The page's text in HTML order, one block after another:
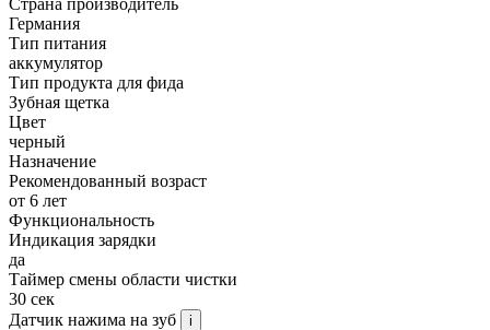
Германия
Тип питания
аккумулятор
Тип продукта для фида
Зубная щетка
Цвет
черный
Назначение
Рекомендованный возраст
от 6 лет
Функциональность
Индикация зарядки
да
Таймер смены области чистки
30 сек
Датчик нажима на зуб
i